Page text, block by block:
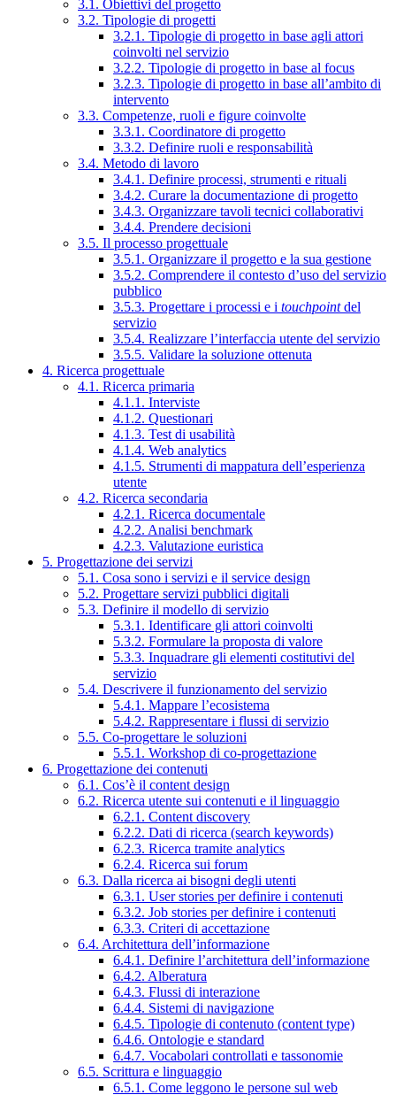
3.1. Obiettivi del progetto
3.2. Tipologie di progetti
3.2.1. Tipologie di progetto in base agli attori
coinvolti nel servizio
3.2.2. Tipologie di progetto in base al focus
3.2.3. Tipologie di progetto in base all’ambito di
intervento
3.3. Competenze, ruoli e figure coinvolte
3.3.1. Coordinatore di progetto
3.3.2. Definire ruoli e responsabilità
3.4. Metodo di lavoro
3.4.1. Definire processi, strumenti e rituali
3.4.2. Curare la documentazione di progetto
3.4.3. Organizzare tavoli tecnici collaborativi
3.4.4. Prendere decisioni
3.5. Il processo progettuale
3.5.1. Organizzare il progetto e la sua gestione
3.5.2. Comprendere il contesto d’uso del servizio
pubblico
3.5.3. Progettare i processi e i touchpointdel
servizio
3.5.4. Realizzare l’interfaccia utente del servizio
3.5.5. Validare la soluzione ottenuta
4. Ricerca progettuale
4.1. Ricerca primaria
4.1.1. Interviste
4.1.2. Questionari
4.1.3. Test di usabilità
4.1.4. Web analytics
4.1.5. Strumenti di mappatura dell’esperienza
utente
4.2. Ricerca secondaria
4.2.1. Ricerca documentale
4.2.2. Analisi benchmark
4.2.3. Valutazione euristica
5. Progettazione dei servizi
5.1. Cosa sono i servizi e il service design
5.2. Progettare servizi pubblici digitali
5.3. Definire il modello di servizio
5.3.1. Identificare gli attori coinvolti
5.3.2. Formulare la proposta di valore
5.3.3. Inquadrare gli elementi costitutivi del
servizio
5.4. Descrivere il funzionamento del servizio
5.4.1. Mappare l’ecosistema
5.4.2. Rappresentare i flussi di servizio
5.5. Co-progettare le soluzioni
5.5.1. Workshop di co-progettazione
6. Progettazione dei contenuti
6.1. Cos’è il content design
6.2. Ricerca utente sui contenuti e il linguaggio
6.2.1. Content discovery
6.2.2. Dati di ricerca (search keywords)
6.2.3. Ricerca tramite analytics
6.2.4. Ricerca sui forum
6.3. Dalla ricerca ai bisogni degli utenti
6.3.1. User stories per definire i contenuti
6.3.2. Job stories per definire i contenuti
6.3.3. Criteri di accettazione
6.4. Architettura dell’informazione
6.4.1. Definire l’architettura dell’informazione
6.4.2. Alberatura
6.4.3. Flussi di interazione
6.4.4. Sistemi di navigazione
6.4.5. Tipologie di contenuto (content type)
6.4.6. Ontologie e standard
6.4.7. Vocabolari controllati e tassonomie
6.5. Scrittura e linguaggio
6.5.1. Come leggono le persone sul web